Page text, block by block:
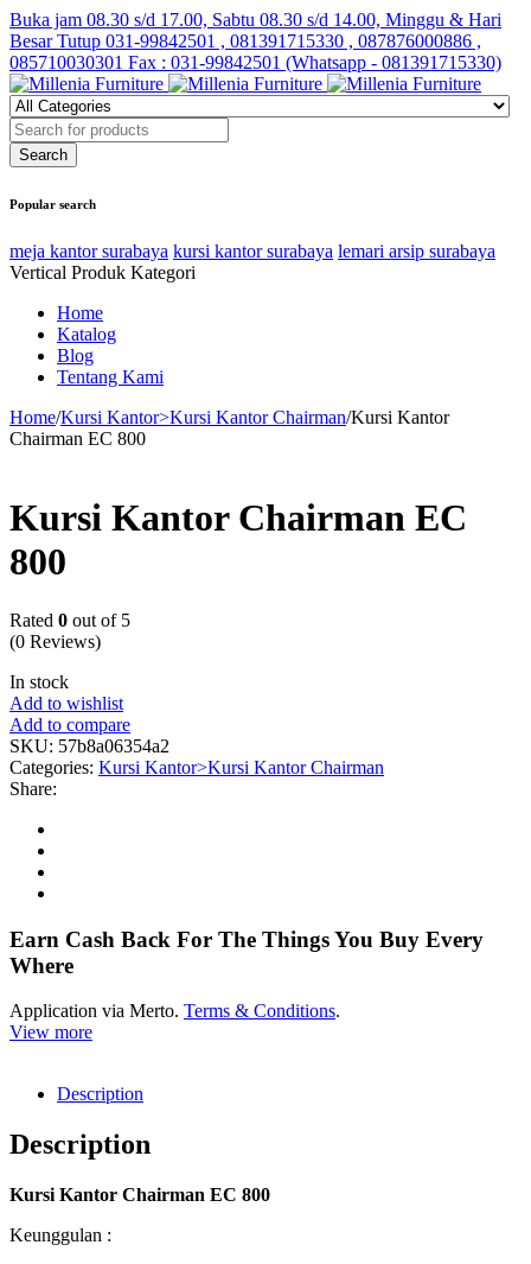
Buka jam 08.30 s/d 17.00, Sabtu 08.30 s/d 14.00, Minggu & Hari
Besar Tutup 031-99842501 , 081391715330 , 087876000886 ,
085710030301 Fax : 031-99842501 (Whatsapp - 081391715330)
Popular search
meja kantor surabaya kursi kantor surabaya lemari arsip surabaya
Vertical Produk Kategori
Home
Katalog
Blog
Tentang Kami
Home/Kursi Kantor>Kursi Kantor Chairman/Kursi Kantor
Chairman EC 800
Kursi Kantor Chairman EC
800
Rated 0 out of 5
(0 Reviews)
In stock
Add to wishlist
Add to compare
SKU: 57b8a06354a2
Categories: Kursi Kantor>Kursi Kantor Chairman
Share:
Earn Cash Back For The Things You Buy Every
Where
Application via Merto. Terms & Conditions.
View more
Description
Description
Kursi Kantor Chairman EC 800
Keunggulan :